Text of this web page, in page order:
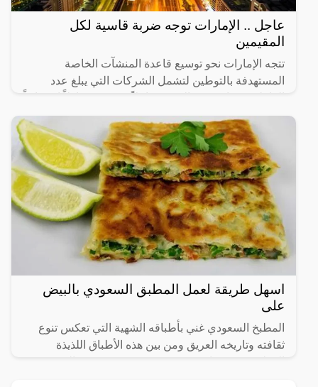
عاجل .. الإمارات توجه ضربة قاسية لكل
المقيمين
تتجه الإمارات نحو توسيع قاعدة المنشآت الخاصة
المستهدفة بالتوطين لتشمل الشركات التي يبلغ عدد
رئيساً تم
اسهل طريقة لعمل المطبق السعودي بالبيض
على
المطبخ السعودي غني بأطباقه الشهية التي تعكس تنوع
ثقافته وتاريخه العريق ومن بين هذه الأطباق اللذيذة